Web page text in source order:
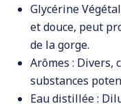
Glycérine
et douce, peut
de la gorge.
Arômes : Divers,
substances
Eau distillée :